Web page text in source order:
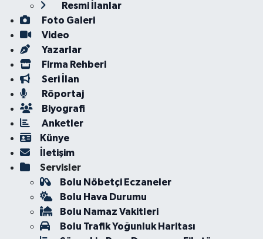
Resmi İlanlar
Foto Galeri
Video
Yazarlar
Firma Rehberi
Seri İlan
Röportaj
Biyografi
Anketler
Künye
İletişim
Servisler
Bolu Nöbetçi Eczaneler
Bolu Hava Durumu
Bolu Namaz Vakitleri
Bolu Trafik Yoğunluk Haritası